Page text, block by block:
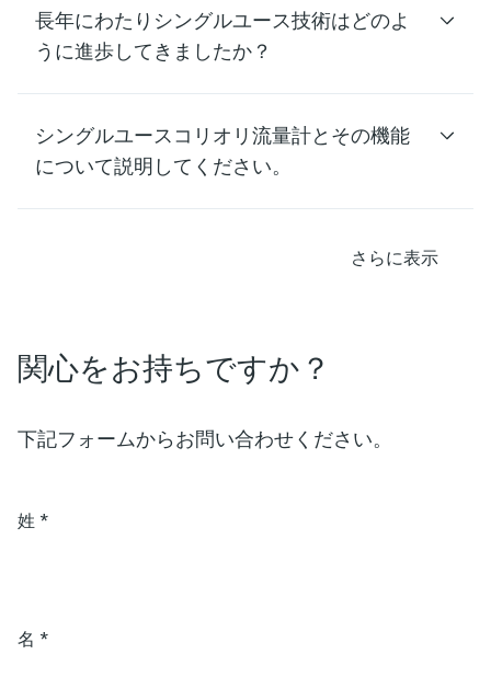
長年にわたりシングルユース技術はどのよ
うに進歩してきましたか？
シングルユースコリオリ流量計とその機能
について説明してください。
さらに表示
関心をお持ちですか？
下記フォームからお問い合わせください。
姓 *
名 *